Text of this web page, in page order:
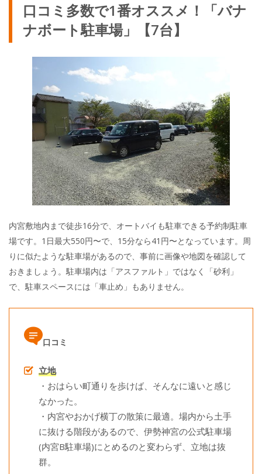
口コミ多数で1番オススメ！「バナ
ナボート駐車場」【7台】
内宮敷地内まで徒歩16分で、オートバイも駐車できる予約制駐車
場です。1日最大550円〜で、15分なら41円〜となっています。周
りに似たような駐車場があるので、事前に画像や地図を確認して
おきましょう。駐車場内は「アスファルト」ではなく「砂利」
で、駐車スペースには「車止め」もありません。
口コミ
立地
・おはらい町通りを歩けば、そんなに遠いと感じ
なかった。
・内宮やおかげ横丁の散策に最適。場内から土手
に抜ける階段があるので、伊勢神宮の公式駐車場
(内宮B駐車場)にとめるのと変わらず、立地は抜
群。